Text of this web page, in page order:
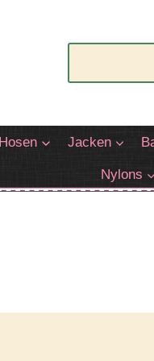
Hosen Jacken
Nylons